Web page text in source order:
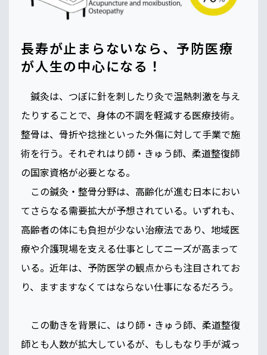
長寿が止まらないなら、予防医療
が人生の中心になる！
鍼灸は、つぼに針を刺したり灸で温熱刺激を与え
たりすることで、身体の不調を軽減する医療技術。
整骨は、骨折や捻挫といった外傷に対して手業で施
術を行う。それぞれはり師・きゅう師、柔道整復師
の国家資格が必要となる。
この鍼灸・整骨分野は、高齢化が進む日本におい
てさらなる需要拡大が予想されている。いずれも、
高齢者の体にも負担が少ない治療法であり、地域医
療や介護現場を支える仕事としてニーズが高まって
いる。近年は、予防医学の観点からも注目されてお
り、ますますなくてはならない仕事になるだろう。
この動きを背景に、はり師・きゅう師、柔道整復
師とも人数が拡大しているが、もしもなり手が減っ